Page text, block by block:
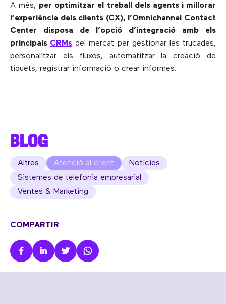
A més, per optimitzar el treball dels agents i millorar
l’experiència dels clients (CX), l’Omnichannel Contact
Center disposa de l’opció d’integració amb els
principals CRMs del mercat per gestionar les trucades,
personalitzar els fluxos, automatitzar la creació de
tiquets, registrar informació o crear informes.
BLOG
Altres Atenció al client
Notícies
Sistemes de telefonia empresarial
Ventes & Marketing
COMPARTIR